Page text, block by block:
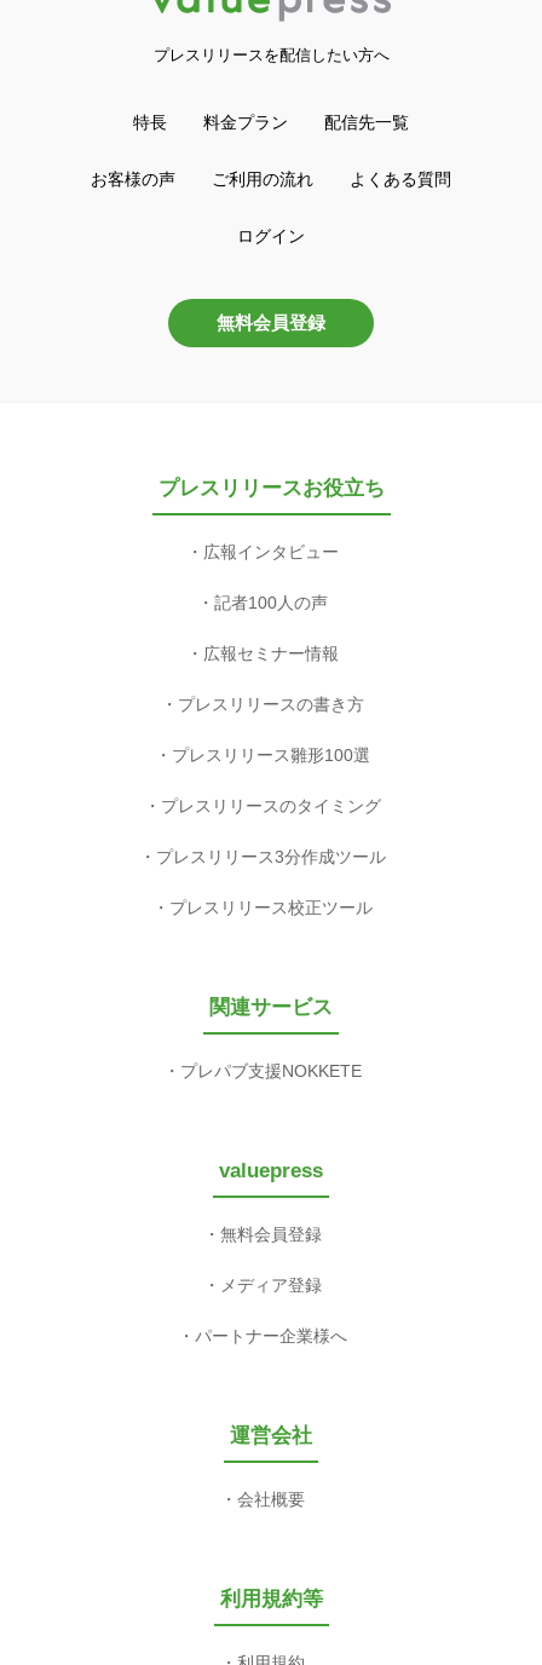
プレスリリースを配信したい方へ
特長 料金プラン 配信先一覧
お客様の声 ご利用の流れ よくある質問
ログイン
無料会員登録
プレスリリースお役立ち
広報インタビュー
記者100人の声
広報セミナー情報
プレスリリースの書き方
プレスリリース雛形100選
プレスリリースのタイミング
プレスリリース3分作成ツール
プレスリリース校正ツール
関連サービス
プレパブ支援NOKKETE
valuepress
無料会員登録
メディア登録
パートナー企業様へ
運営会社
会社概要
利用規約等